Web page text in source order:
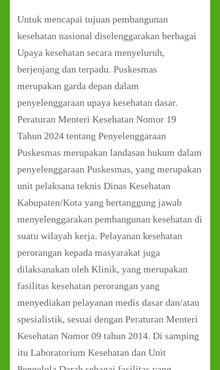
Untuk mencapai tujuan pembangunan
kesehatan nasional diselenggarakan berbagai
Upaya kesehatan secara menyeluruh,
berjenjang dan terpadu. Puskesmas
merupakan garda depan dalam
penyelenggaraan upaya kesehatan dasar.
Peraturan Menteri Kesehatan Nomor 19
Tahun 2024 tentang Penyelenggaraan
Puskesmas merupakan landasan hukum dalam
penyelenggaraan Puskesmas, yang merupakan
unit pelaksana teknis Dinas Kesehatan
Kabupaten/Kota yang bertanggung jawab
menyelenggarakan pembangunan kesehatan di
suatu wilayah kerja. Pelayanan kesehatan
perorangan kepada masyarakat juga
dilaksanakan oleh Klinik, yang merupakan
fasilitas kesehatan perorangan yang
menyediakan pelayanan medis dasar dan/atau
spesialistik, sesuai dengan Peraturan Menteri
Kesehatan Nomor 09 tahun 2014. Di samping
itu Laboratorium Kesehatan dan Unit